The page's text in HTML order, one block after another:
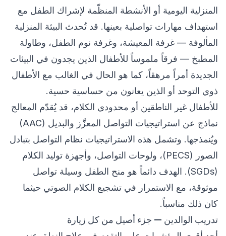
المنزلية اليومية أو الأنشطة المنظّمة لإشراك الطفل مع
استهداف مهارات تواصلية بعينها. قد تُحدث البيئة المنزلية
المألوفة — غرفة المعيشة، وغرفة نوم الطفل، وطاولة
المطبخ — فرقاً ملموساً للأطفال الذين يجدون في البيئات
الجديدة أمراً مرهقاً، كما هو الحال في الغالب مع الأطفال
ذوي التوحد أو الذين يعانون من حساسية حسية.
للأطفال غير الناطقين أو محدودي الكلام، قد يُقدّم المعالج
نماذج عن استراتيجيات التواصل المعزَّز والبديل (AAC)
ويُنمذجها. وتشمل هذه الاستراتيجيات نظام التواصل بتبادل
الصور (PECS)، ولوحات التواصل، وأجهزة توليد الكلام
(SGDs). الهدف دائماً هو منح الطفل وسيلة تواصل
موثوقة، مع الاستمرار في تشجيع الكلام الصوتي حيثما
كان ذلك مناسباً.
تدريب الوالدين — جزء أصيل من كل زيارة